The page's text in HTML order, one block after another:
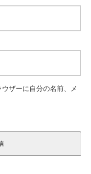
ザーに自分の名前、メ